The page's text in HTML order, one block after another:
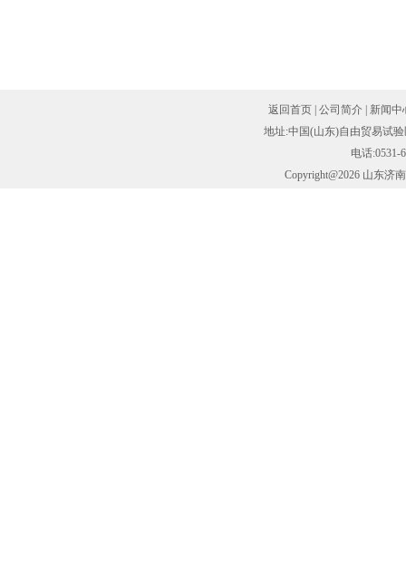
返回首页 |公司简介
新闻中
地址:中国(山东)自由贸易试
电话:0531-
Copyright@2026 山东济